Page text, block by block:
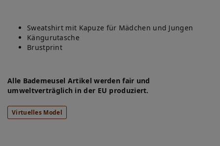
Sweatshirt mit Kapuze für Mädchen und Jungen
Kängurutasche
Brustprint
Alle Bademeusel Artikel werden fair und
umweltverträglich in der EU produziert.
Virtuelles Model